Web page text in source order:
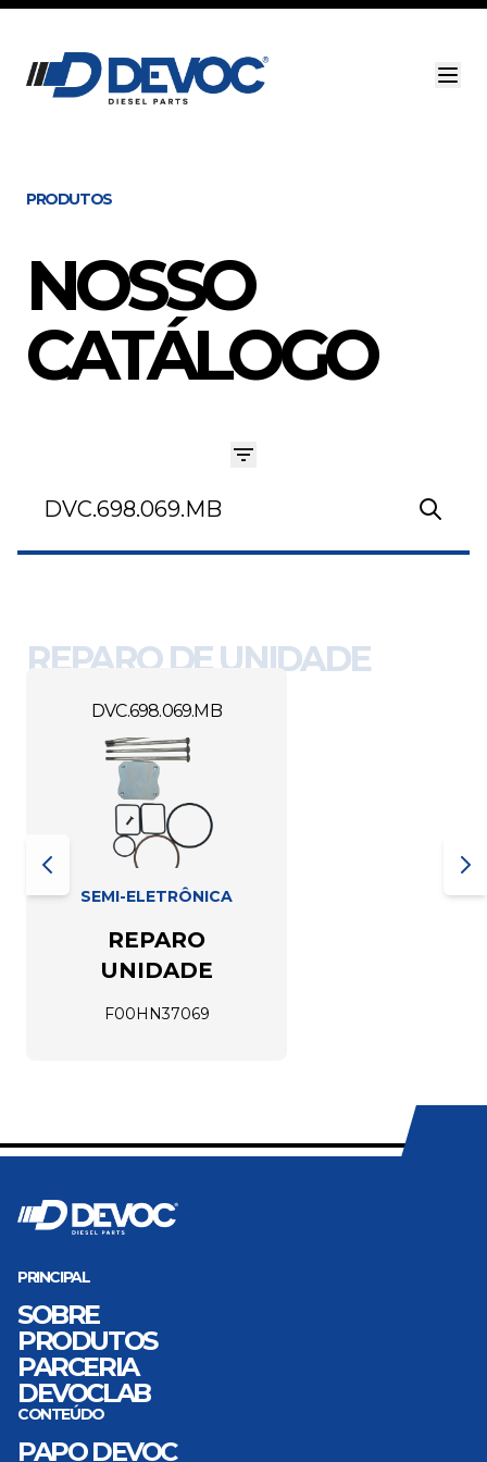
PRODUTOS
NOSSO
CATÁLOGO
REPARO DE UNIDADE
DVC.698.069.MB
SEMI-ELETRÔNICA
REPARO
UNIDADE
F00HN37069
PRINCIPAL
SOBRE
PRODUTOS
PARCERIA
DEVOCLAB
CONTEÚDO
PAPO DEVOC